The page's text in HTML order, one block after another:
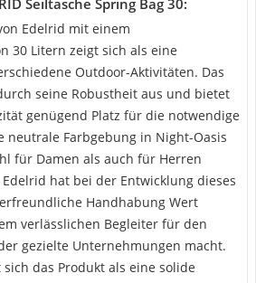
Seiltasche Spring Bag 30:
Edelrid mit einem
30 Litern zeigt sich als eine
Outdoor-Aktivitäten. Das
seine Robustheit aus und bietet
genügend Platz für die notwendige
neutrale Farbgebung in Night-Oasis
für Damen als auch für Herren
hat bei der Entwicklung dieses
Handhabung Wert
verlässlichen Begleiter für den
gezielte Unternehmungen macht.
das Produkt als eine solide